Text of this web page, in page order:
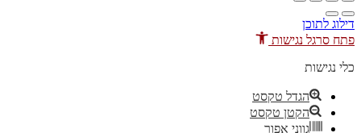
דילוג לתוכן
פתח סרגל נגישות
כלי נגישות
הגדל טקסט
הקטן טקסט
גווני אפור